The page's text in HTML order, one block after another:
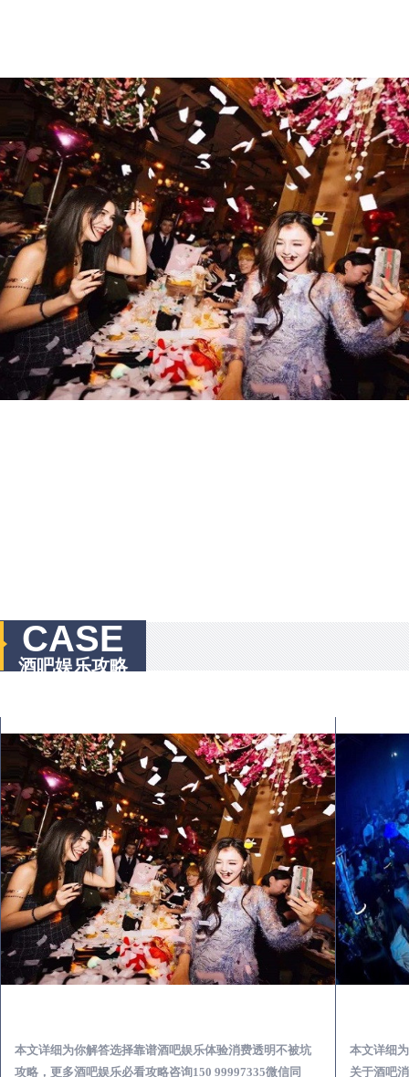
CASE
酒吧娱乐攻略
本文详细为你解答选择靠谱酒吧娱乐体验消费透明不被坑
攻略，更多酒吧娱乐必看攻略咨询150 99997335微信同
本文详细
关于酒吧